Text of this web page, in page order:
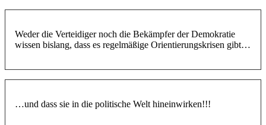
Weder die Verteidiger noch die Bekämpfer der Demokratie
wissen bislang, dass es regelmäßige Orientierungskrisen gibt…
…und dass sie in die politische Welt hineinwirken!!!